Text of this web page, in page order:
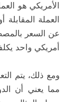
الأمريكي هو
العملة المقابلة
عن السعر
أمريكي واحد يكلف 1.25 دولاراً
ومع ذلك، يتم
مما يعني أن